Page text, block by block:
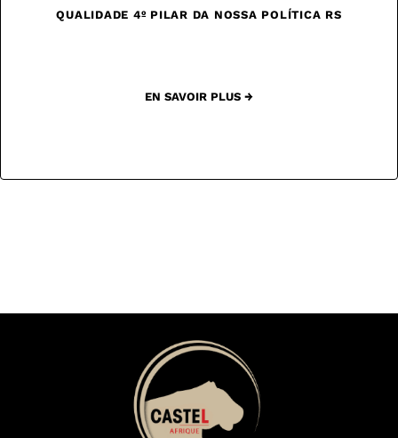
QUALIDADE 4º PILAR DA NOSSA POLÍTICA RS
EN SAVOIR PLUS →